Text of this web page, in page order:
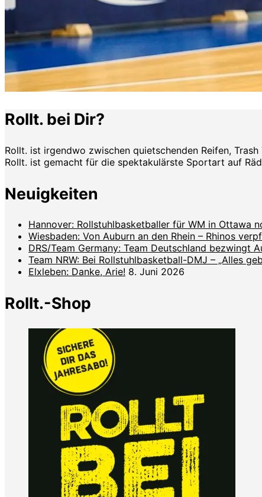
Rollt. bei Dir?
Rollt. ist irgendwo zwischen quietschenden Reifen,
Rollt. ist gemacht für die spektakulärste Sportart auf
Neuigkeiten
Hannover: Rollstuhlbasketballer für WM in Ottawa
Wiesbaden: Von Auburn an den Rhein – Rhinos
DRS/Team Germany: Team Deutschland bezwingt
Team NRW: Bei Rollstuhlbasketball-DMJ – „Alles
Elxleben: Danke, Arie! 8. Juni 2026
Rollt.-Shop